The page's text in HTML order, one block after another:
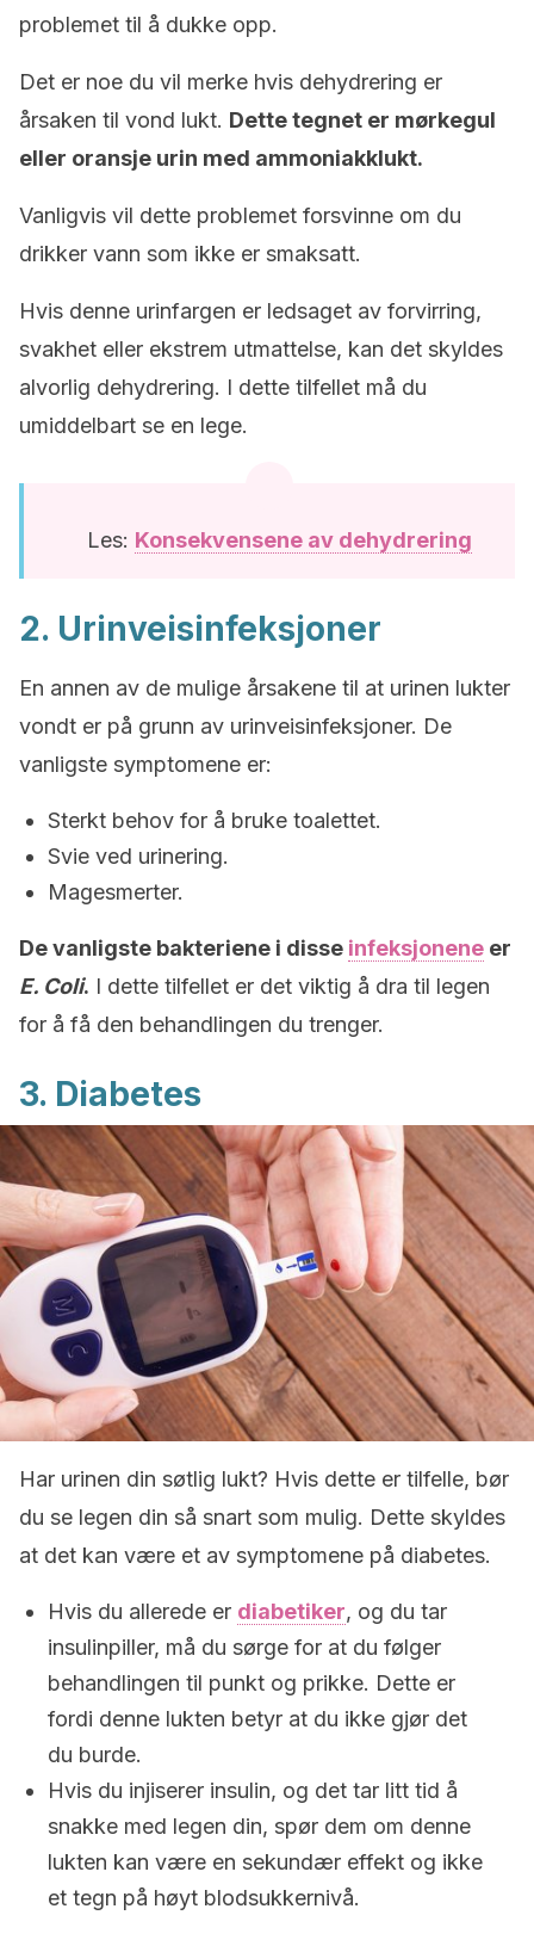
problemet til å dukke opp.
Det er noe du vil merke hvis dehydrering er
årsaken til vond lukt. Dette tegnet er mørkegul
eller oransje urin med ammoniakklukt.
Vanligvis vil dette problemet forsvinne om du
drikker vann som ikke er smaksatt.
Hvis denne urinfargen er ledsaget av forvirring,
svakhet eller ekstrem utmattelse, kan det skyldes
alvorlig dehydrering. I dette tilfellet må du
umiddelbart se en lege.
Les: Konsekvensene av dehydrering
2. Urinveisinfeksjoner
En annen av de mulige årsakene til at urinen lukter
vondt er på grunn av urinveisinfeksjoner. De
vanligste symptomene er:
Sterkt behov for å bruke toalettet.
Svie ved urinering.
Magesmerter.
De vanligste bakteriene i disse infeksjonene er
E. Coli. I dette tilfellet er det viktig å dra til legen
for å få den behandlingen du trenger.
3. Diabetes
Har urinen din søtlig lukt? Hvis dette er tilfelle, bør
du se legen din så snart som mulig. Dette skyldes
at det kan være et av symptomene på diabetes.
Hvis du allerede er diabetiker, og du tar
insulinpiller, må du sørge for at du følger
behandlingen til punkt og prikke. Dette er
fordi denne lukten betyr at du ikke gjør det
du burde.
Hvis du injiserer insulin, og det tar litt tid å
snakke med legen din, spør dem om denne
lukten kan være en sekundær effekt og ikke
et tegn på høyt blodsukkernivå.